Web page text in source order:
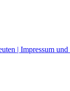
| Impressum